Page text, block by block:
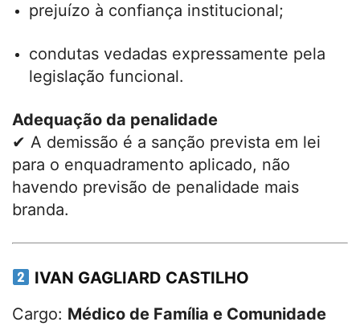
prejuízo à confiança institucional;
condutas vedadas expressamente pela
legislação funcional.
Adequação da penalidade
✔ A demissão é a sanção prevista em lei
para o enquadramento aplicado, não
havendo previsão de penalidade mais
branda.
IVAN GAGLIARD CASTILHO
Cargo: Médico de Família e Comunidade